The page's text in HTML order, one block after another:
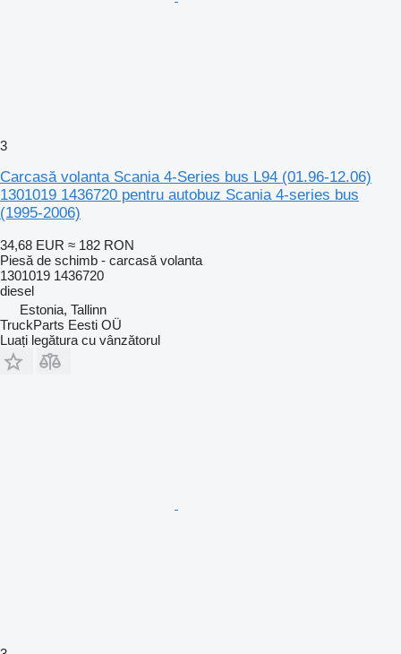
3
Carcasă volanta Scania 4-Series bus L94 (01.96-12.06)
1301019 1436720 pentru autobuz Scania 4-series bus
(1995-2006)
34,68 EUR ≈ 182 RON
Piesă de schimb - carcasă volanta
1301019 1436720
diesel
Estonia, Tallinn
TruckParts Eesti OÜ
Luați legătura cu vânzătorul